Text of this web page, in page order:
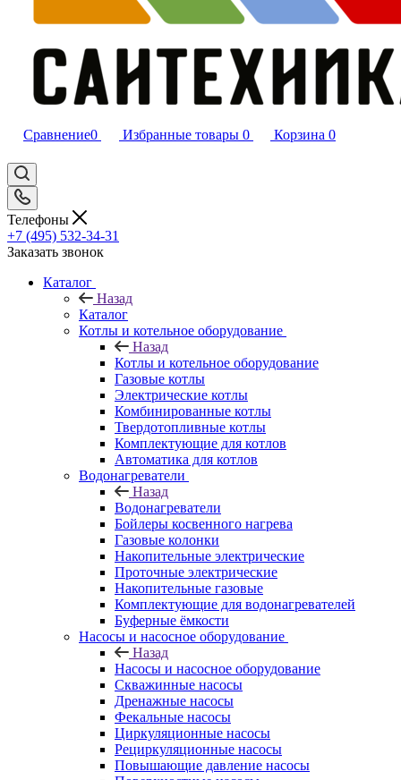
Сравнение0 Избранные товары 0 Корзина 0
Телефоны
+7 (495) 532‑34‑31
Заказать звонок
Каталог
Назад
Каталог
Котлы и котельное оборудование
Назад
Котлы и котельное оборудование
Газовые котлы
Электрические котлы
Комбинированные котлы
Твердотопливные котлы
Комплектующие для котлов
Автоматика для котлов
Водонагреватели
Назад
Водонагреватели
Бойлеры косвенного нагрева
Газовые колонки
Накопительные электрические
Проточные электрические
Накопительные газовые
Комплектующие для водонагревателей
Буферные ёмкости
Насосы и насосное оборудование
Назад
Насосы и насосное оборудование
Скважинные насосы
Дренажные насосы
Фекальные насосы
Циркуляционные насосы
Рециркуляционные насосы
Повышающие давление насосы